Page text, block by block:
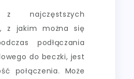
najczęstszych
z jakim można się
podłączania
do beczki, jest
połączenia. Może